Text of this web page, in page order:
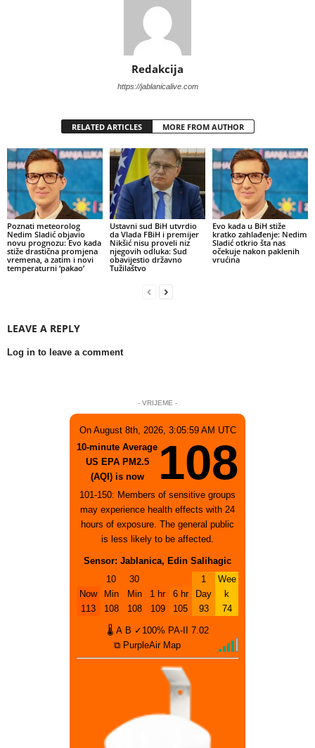
Redakcija
https://jablanicalive.com
RELATED ARTICLES MORE FROM AUTHOR
Poznati meteorolog
Nedim Sladić objavio
novu prognozu: Evo kada
stiže drastična promjena
vremena, a zatim i novi
temperaturni ‘pakao’
Ustavni sud BiH utvrdio
da Vlada FBiH i premijer
Nikšić nisu proveli niz
njegovih odluka: Sud
obavijestio državno
Tužilaštvo
Evo kada u BiH stiže
kratko zahlađenje: Nedim
Sladić otkrio šta nas
očekuje nakon paklenih
vrućina
LEAVE A REPLY
Log in to leave a comment
- VRIJEME -
On August 8th, 2026, 3:05:59 AM UTC
10-minute Average
US EPA PM2.5
(AQI) is now
108
101-150: Members of sensitive groups
may experience health effects with 24
hours of exposure. The general public
is less likely to be affected.
Sensor: Jablanica, Edin Salihagic
Now
113
10
Min
108
30
Min
108
1 hr
109
6 hr
105
1
Day
93
Wee
k
74
🌡 A B ✓100% PA-II
7.02
⧉ PurpleAir Map